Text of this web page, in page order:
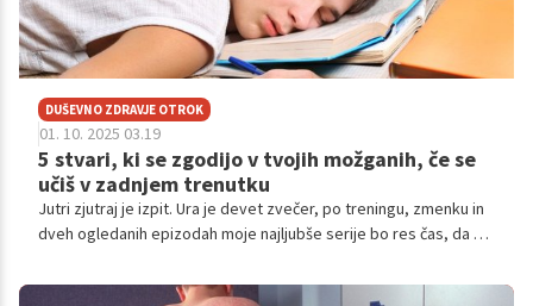
DUŠEVNO ZDRAVJE OTROK
01. 10. 2025 03.19
5 stvari, ki se zgodijo v tvojih možganih, če se
učiš v zadnjem trenutku
Jutri zjutraj je izpit. Ura je devet zvečer, po treningu, zmenku in
dveh ogledanih epizodah moje najljubše serije bo res čas, da se